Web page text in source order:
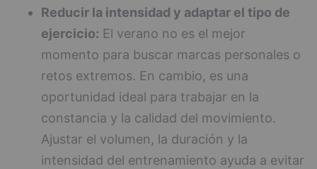
Reducir la intensidad y adaptar el tipo de
ejercicio: El verano no es el mejor
momento para buscar marcas personales o
retos extremos. En cambio, es una
oportunidad ideal para trabajar en la
constancia y la calidad del movimiento.
Ajustar el volumen, la duración y la
intensidad del entrenamiento ayuda a evitar